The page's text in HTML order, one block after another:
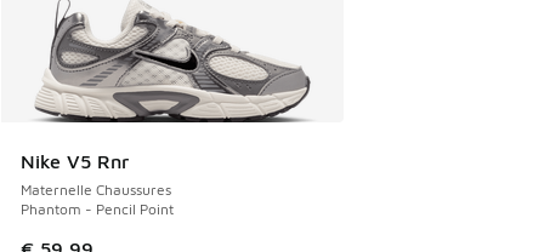
Nike V5 Rnr
Maternelle Chaussures
Phantom - Pencil Point